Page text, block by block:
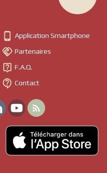
 Application Smartphone
 Partenaires
 F.A.Q.
 Contact
